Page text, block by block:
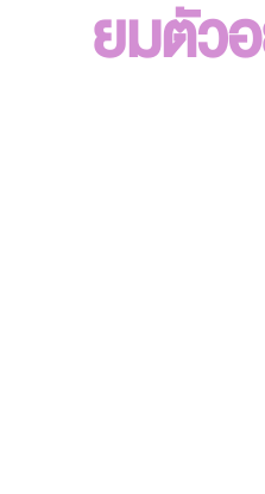
ยมตัว